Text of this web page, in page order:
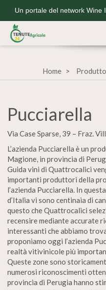
Un portale del network Wine
Home
Pucciarella
Via Case Sparse, 39 – Fraz.
L’azienda Pucciarella è un
Magione, in provincia di
Guida vini di Quattrocalici
importanti produttori della
l’azienda Pucciarella. In
d’Italia vi sono centinaia di
questo che Quattrocalici
recensire mediante accurate
interessanti che abbiamo
proponiamo oggi l’azienda
realtà vitivinicole più
Queste zone sono
numerosi riconoscimenti
provincia di Perugia hanno